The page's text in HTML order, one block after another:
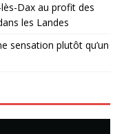
Dax au profit des
les Landes
sensation plutôt qu’un